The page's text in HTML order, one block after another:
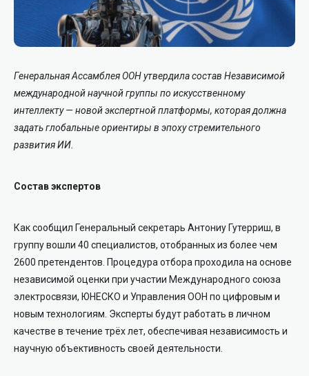
Генеральная Ассамблея ООН утвердила состав Независимой
международной научной группы по искусственному
интеллекту— новой экспертной платформы, которая должна
задать глобальные ориентиры в эпоху стремительного
развития ИИ.
Состав экспертов
Как сообщил Генеральный секретарь Антониу Гутерриш, в
группу вошли 40 специалистов, отобранных из более чем
2600 претендентов. Процедура отбора проходила на основе
независимой оценки при участии Международного союза
электросвязи, ЮНЕСКО и Управления ООН по цифровым и
новым технологиям. Эксперты будут работать в личном
качестве в течение трёх лет, обеспечивая независимость и
научную объективность своей деятельности.